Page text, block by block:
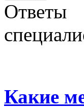
Ответы
Какие